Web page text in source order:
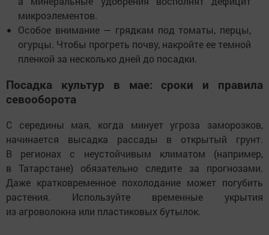
микроэлементов.
Особое внимание — грядкам под томаты, перцы,
огурцы. Чтобы прогреть почву, накройте ее темной
пленкой за несколько дней до посадки.
Посадка культур в мае: сроки и правила
севооборота
С середины мая, когда минует угроза заморозков,
начинается высадка рассады в открытый грунт.
В регионах с неустойчивым климатом (например,
в Татарстане) обязательно следите за прогнозами.
Даже кратковременное похолодание может погубить
растения. Используйте временные укрытия
из агроволокна или пластиковых бутылок.